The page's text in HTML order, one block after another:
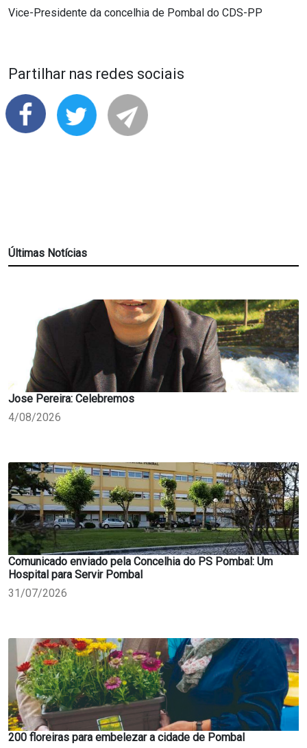
Vice-Presidente da concelhia de Pombal do CDS-PP
Partilhar nas redes sociais
Últimas Notícias
Jose Pereira: Celebremos
4/08/2026
Comunicado enviado pela Concelhia do PS Pombal: Um
Hospital para Servir Pombal
31/07/2026
200 floreiras para embelezar a cidade de Pombal